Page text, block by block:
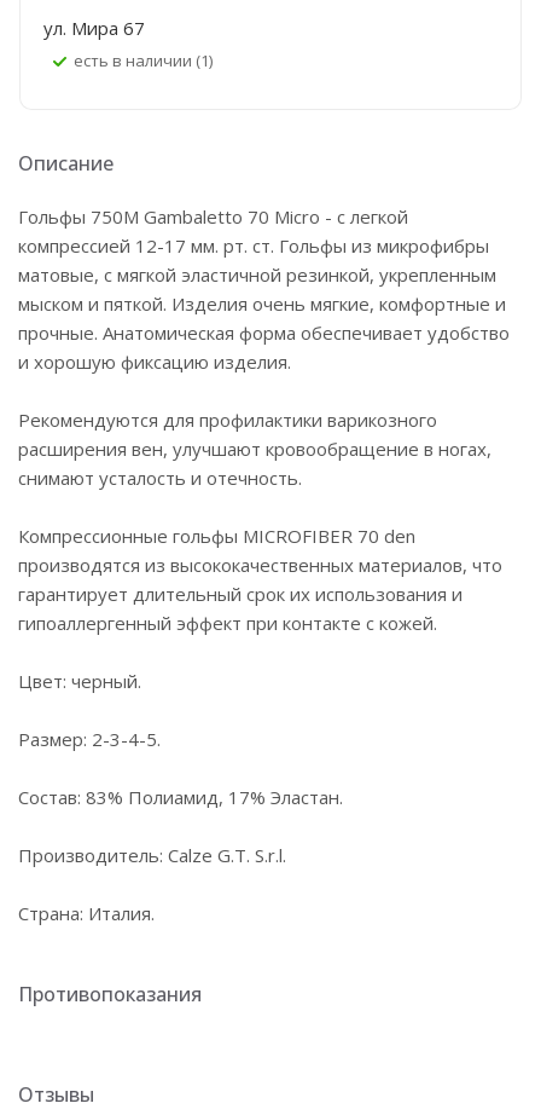
ул. Мира 67
Есть в наличии (1)
Описание
Гольфы 750М Gambaletto 70 Micro - с легкой
компрессией 12-17 мм. рт. ст. Гольфы из микрофибры
матовые, с мягкой эластичной резинкой, укрепленным
мыском и пяткой. Изделия очень мягкие, комфортные и
прочные. Анатомическая форма обеспечивает удобство
и хорошую фиксацию изделия.
Рекомендуются для профилактики варикозного
расширения вен, улучшают кровообращение в ногах,
снимают усталость и отечность.
Компрессионные гольфы MICROFIBER 70 den
производятся из высококачественных материалов, что
гарантирует длительный срок их использования и
гипоаллергенный эффект при контакте с кожей.
Цвет: черный.
Размер: 2-3-4-5.
Состав: 83% Полиамид, 17% Эластан.
Производитель: Calze G.T. S.r.l.
Страна: Италия.
Противопоказания
Отзывы